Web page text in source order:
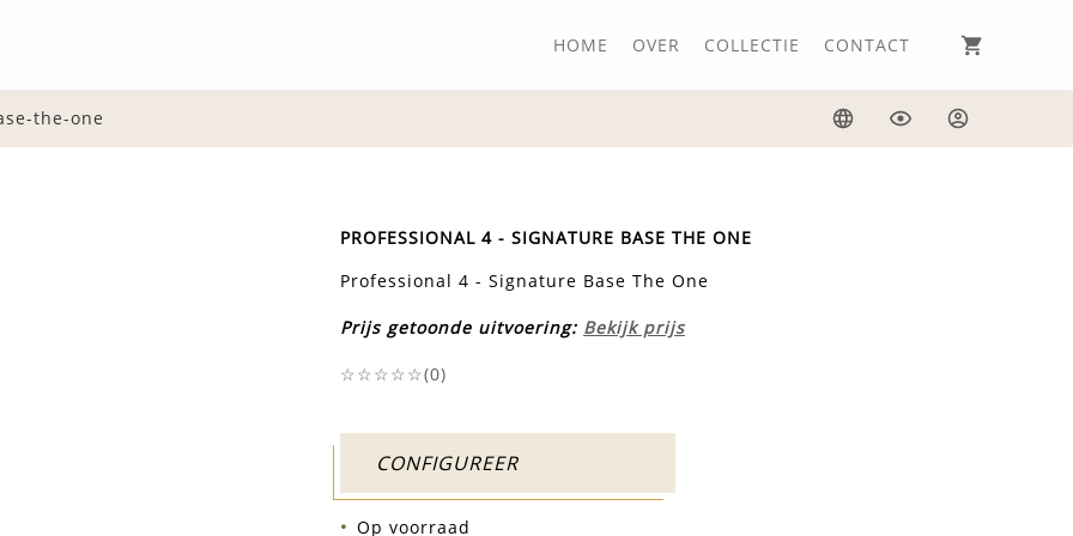
HOME OVER COLLECTIE CONTACT
the-one
PROFESSIONAL 4 - SIGNATURE BASE THE ONE
Professional 4 - Signature Base The One
Prijs getoonde uitvoering: Bekijk prijs
☆☆☆☆☆(0)
CONFIGUREER
Op voorraad